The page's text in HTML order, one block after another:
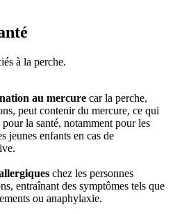
à la perche.
au mercure car la perche,
peut contenir du mercure, ce qui
la santé, notamment pour les
jeunes enfants en cas de
chez les personnes
entraînant des symptômes tels que
ou anaphylaxie.